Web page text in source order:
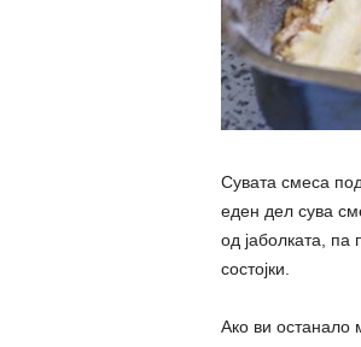
Сувата смеса
еден дел сува
од јаболката, па
состојки.
Ако ви останало